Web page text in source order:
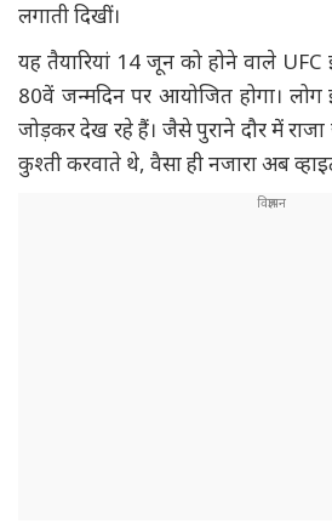
लगाती दिखीं।
यह तैयारियां 14 जून को होने वाले
80वें जन्मदिन पर आयोजित होगा।
जोड़कर देख रहे हैं। जैसे पुराने दौर में
कुश्ती करवाते थे, वैसा ही नजारा अब